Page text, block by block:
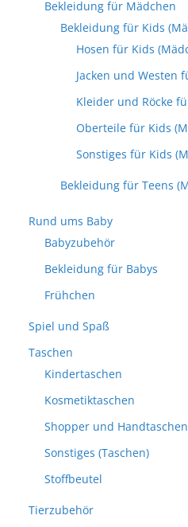
Bekleidung für Mädchen
Bekleidung für Kids
Hosen für Kids
Jacken und Westen
Kleider und Röcke
Oberteile für Kids
Sonstiges für Kids
Bekleidung für Teens
Rund ums Baby
Babyzubehör
Bekleidung für Babys
Frühchen
Spiel und Spaß
Taschen
Kindertaschen
Kosmetiktaschen
Shopper und Handtaschen
Sonstiges (Taschen)
Stoffbeutel
Tierzubehör